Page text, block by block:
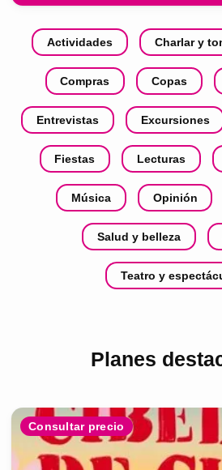
Actividades Charlar y
Compras Copas
Entrevistas Excursiones
Fiestas Lecturas
Música Opinión
Salud y belleza
Teatro y
Planes
Consultar precio